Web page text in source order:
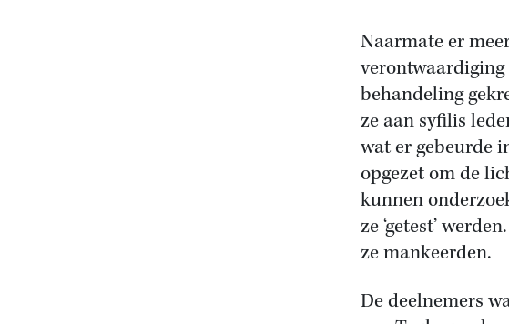
Naarmate er
verontwaardiging
behandeling
ze aan syfilis
wat er gebeurde
opgezet om de
kunnen
ze ‘getest’
ze mankeerden.
De deelnemers